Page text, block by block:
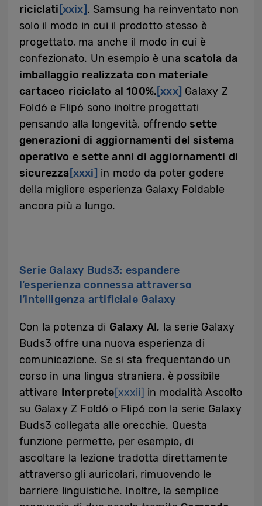
riciclati [xxix]. Samsung ha reinventato non
solo il modo in cui il prodotto stesso è
progettato, ma anche il modo in cui è
confezionato. Un esempio è una scatola da
imballaggio realizzata con materiale
cartaceo riciclato al 100%.[xxx] Galaxy Z
Fold6 e Flip6 sono inoltre progettati
pensando alla longevità, offrendosette
generazioni di aggiornamenti del sistema
operativo e sette anni di aggiornamenti di
sicurezza[xxxi] in modo da poter godere
della migliore esperienza Galaxy Foldable
ancora più a lungo.
Serie Galaxy Buds3: espandere
l’esperienza connessa attraverso
l’intelligenza artificiale Galaxy
Con la potenza di Galaxy AI, la serie Galaxy
Buds3 offre una nuova esperienza di
comunicazione. Se si sta frequentando un
corso in una lingua straniera, è possibile
attivare Interprete[xxxii] in modalità Ascolto
su Galaxy Z Fold6 o Flip6 con la serie Galaxy
Buds3 collegata alle orecchie. Questa
funzione permette, per esempio, di
ascoltare la lezione tradotta direttamente
attraverso gli auricolari, rimuovendo le
barriere linguistiche. Inoltre, la semplice